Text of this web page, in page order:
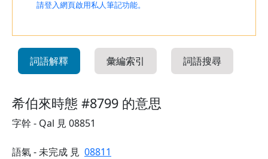
請登入網頁啟用私人筆記功能。
詞語解釋 彙編索引 詞語搜尋
希伯來時態 #8799 的意思
字幹 - Qal 見 08851
語氣 - 未完成 見 08811